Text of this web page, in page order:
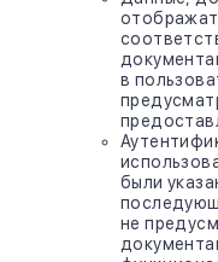
в
были
не